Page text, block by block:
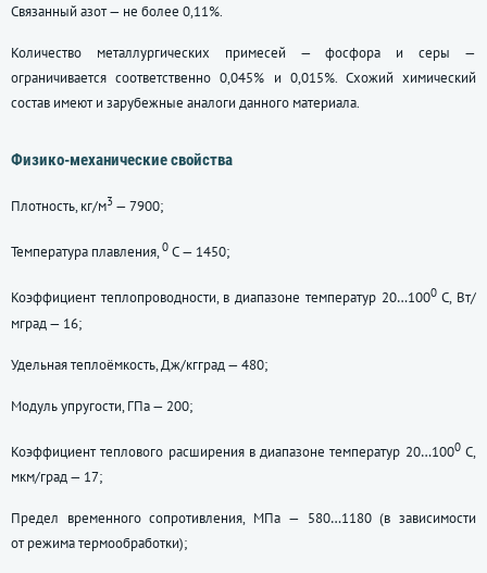
Связанный азот — не более 0,11%.
Количество металлургических примесей — фосфора и серы —
ограничивается соответственно 0,045% и 0,015%. Схожий химический
состав имеют и зарубежные аналоги данного материала.
Физико-механические свойства
Плотность, кг/м3 — 7900;
Температура плавления,0 С — 1450;
Коэффициент теплопроводности, в диапазоне температур 20…1000С, Вт/
мград — 16;
Удельная теплоёмкость, Дж/кгград — 480;
Модуль упругости, ГПа — 200;
Коэффициент теплового расширения в диапазоне температур 20…1000С,
мкм/град — 17;
Предел временного сопротивления, МПа — 580…1180 (в зависимости
от режима термообработки);